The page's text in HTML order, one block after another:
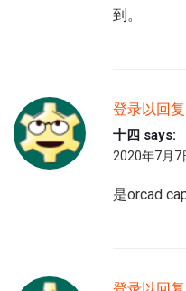
到。
登录以回复
十四 says:
2020年7月7
是orcad